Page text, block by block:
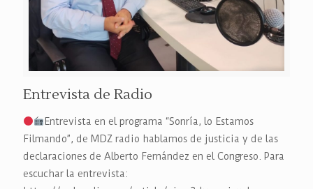
Entrevista de Radio
Entrevista en el programa “Sonría, lo Estamos
Filmando”, de MDZ radio hablamos de justicia y de las
declaraciones de Alberto Fernández en el Congreso. Para
escuchar la entrevista: